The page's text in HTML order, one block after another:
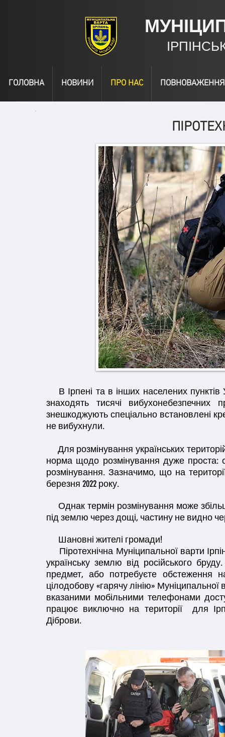
ГОЛОВНА НОВИНИ ПРО НАС ПОВНОВАЖЕННЯ
В Ірпені та в інших населених пунктів
знаходять тисячі вибухонебезпечних
знешкоджують спеціально встановлені
не вибухнули.
Для розмінування українських
норма щодо розмінування дуже проста:
розмінування. Зазначимо, що на
березня 2022 року.
Однак термін розмінування може
під землю через дощі, частину не видно
Шановні жителі громади!
Піротехнічна Муніципальної варти
українську землю від російського
предмет, або потребуєте обстеження
цілодобову «гарячу лінію» Муніципальної
вказаними мобільними телефонами
працює виключно на території для
Діброви.